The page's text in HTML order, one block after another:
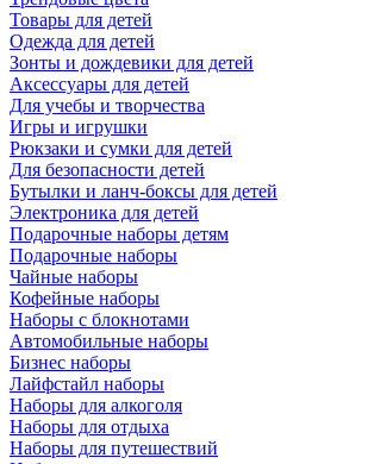
Товары для детей
Одежда для детей
Зонты и дождевики для детей
Аксессуары для детей
Для учебы и творчества
Игры и игрушки
Рюкзаки и сумки для детей
Для безопасности детей
Бутылки и ланч-боксы для детей
Электроника для детей
Подарочные наборы детям
Подарочные наборы
Чайные наборы
Кофейные наборы
Наборы с блокнотами
Автомобильные наборы
Бизнес наборы
Лайфстайл наборы
Наборы для алкоголя
Наборы для отдыха
Наборы для путешествий